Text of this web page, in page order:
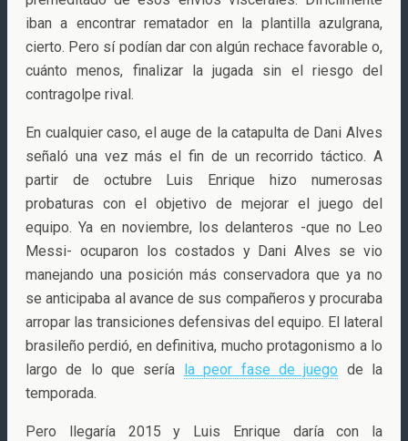
iban a encontrar rematador en la plantilla azulgrana,
cierto. Pero sí podían dar con algún rechace favorable o,
cuánto menos, finalizar la jugada sin el riesgo del
contragolpe rival.
En cualquier caso, el auge de la catapulta de Dani Alves
señaló una vez más el fin de un recorrido táctico. A
partir de octubre Luis Enrique hizo numerosas
probaturas con el objetivo de mejorar el juego del
equipo. Ya en noviembre, los delanteros -que no Leo
Messi- ocuparon los costados y Dani Alves se vio
manejando una posición más conservadora que ya no
se anticipaba al avance de sus compañeros y procuraba
arropar las transiciones defensivas del equipo. El lateral
brasileño perdió, en definitiva, mucho protagonismo a lo
largo de lo que sería la peor fase de juego de la
temporada.
Pero llegaría 2015 y Luis Enrique daría con la